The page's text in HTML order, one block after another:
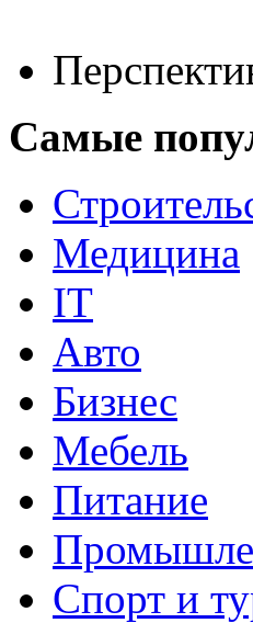
Самые
Медицина
IT
Авто
Бизнес
Мебель
Питание
Спорт и